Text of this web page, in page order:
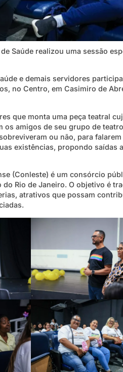
Saúde realizou uma sessão
e demais servidores
no Centro, em Casimiro de
que monta uma peça teatral
amigos de seu grupo de
ou não, para
existências, propondo saídas
(Conleste) é um consórcio
Rio de Janeiro. O objetivo é
atrativos que possam